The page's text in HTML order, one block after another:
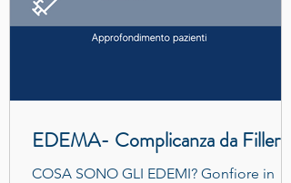
EDEMA- Complicanza da Filler
COSA SONO GLI EDEMI? Gonfiore in